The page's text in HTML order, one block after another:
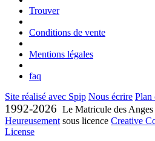
Trouver
Conditions de vente
Mentions légales
faq
Site réalisé avec Spip Nous écrire Plan
1992-2026 Le Matricule des
Heureusementsous licence Creative
License